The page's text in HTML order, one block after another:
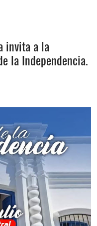
invita a la
la Independencia.